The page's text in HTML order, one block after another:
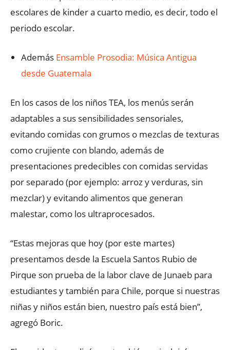
escolares de kinder a cuarto medio, es decir, todo el
periodo escolar.
Además Ensamble Prosodia: Música Antigua
desde Guatemala
En los casos de los niños TEA, los menús serán
adaptables a sus sensibilidades sensoriales,
evitando comidas con grumos o mezclas de texturas
como crujiente con blando, además de
presentaciones predecibles con comidas servidas
por separado (por ejemplo: arroz y verduras, sin
mezclar) y evitando alimentos que generan
malestar, como los ultraprocesados.
“Estas mejoras que hoy (por este martes)
presentamos desde la Escuela Santos Rubio de
Pirque son prueba de la labor clave de Junaeb para
estudiantes y también para Chile, porque si nuestras
niñas y niños están bien, nuestro país está bien”,
agregó Boric.